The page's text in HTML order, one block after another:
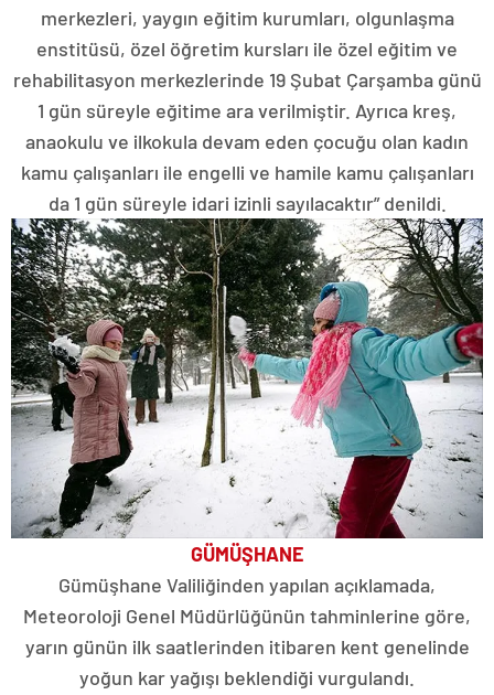
merkezleri, yaygın eğitim kurumları, olgunlaşma
enstitüsü, özel öğretim kursları ile özel eğitim ve
rehabilitasyon merkezlerinde 19 Şubat Çarşamba günü
1 gün süreyle eğitime ara verilmiştir. Ayrıca kreş,
anaokulu ve ilkokula devam eden çocuğu olan kadın
kamu çalışanları ile engelli ve hamile kamu çalışanları
da 1 gün süreyle idari izinli sayılacaktır” denildi.
GÜMÜŞHANE
Gümüşhane Valiliğinden yapılan açıklamada,
Meteoroloji Genel Müdürlüğünün tahminlerine göre,
yarın günün ilk saatlerinden itibaren kent genelinde
yoğun kar yağışı beklendiği vurgulandı.